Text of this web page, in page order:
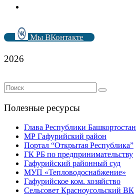
Мы ВКонтакте
2026
Полезные ресурсы
Глава Республики Башкортостан
МР Гафурийский район
Портал “Открытая Республика”
ГК РБ по предпринимательству
Гафурийский районный суд
МУП «Тепловодоснабжение»
Гафурийское ком. хозяйство
Сельсовет Красноусольский ВК